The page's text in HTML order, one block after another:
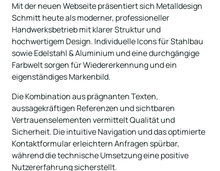
Mit der neuen Webseite präsentiert sich Metalldesign
Schmitt heute als moderner, professioneller
Handwerksbetrieb mit klarer Struktur und
hochwertigem Design. Individuelle Icons für Stahlbau
sowie Edelstahl & Aluminium und eine durchgängige
Farbwelt sorgen für Wiedererkennung und ein
eigenständiges Markenbild.
Die Kombination aus prägnanten Texten,
aussagekräftigen Referenzen und sichtbaren
Vertrauenselementen vermittelt Qualität und
Sicherheit. Die intuitive Navigation und das optimierte
Kontaktformular erleichtern Anfragen spürbar,
während die technische Umsetzung eine positive
Nutzererfahrung sicherstellt.